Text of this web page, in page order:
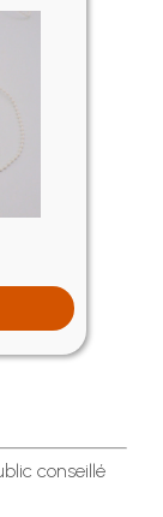
conseillé